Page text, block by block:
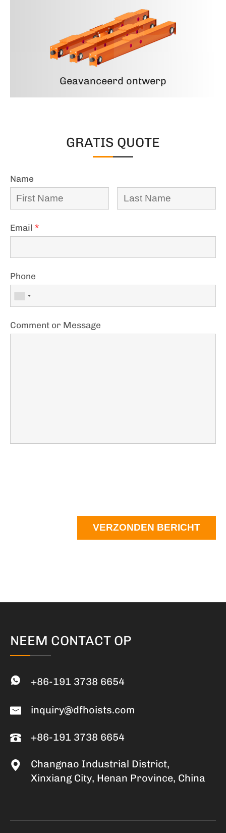
Geavanceerd ontwerp
GRATIS QUOTE
Name
Email *
Phone
Comment or Message
VERZONDEN BERICHT
NEEM CONTACT OP
+86-191 3738 6654
inquiry@dfhoists.com
+86-191 3738 6654
Changnao Industrial District,
Xinxiang City, Henan Province, China